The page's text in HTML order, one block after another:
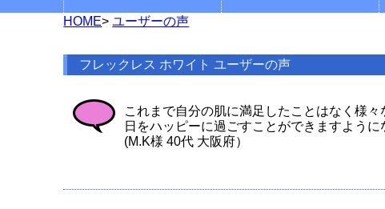
HOME>ユーザーの声
フレックレス ホワイト ユーザーの声
これまで自分の肌に満足したことはなく様
日をハッピーに過ごすことができますように
(M.K様 40代 大阪府）